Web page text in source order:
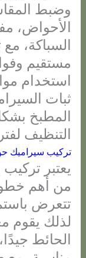
وضبط
الأحواض،
السباكة،
مستقيم
استخدام
ثبات
المطبخ
التنظيف
تركيب سيراميك
يعتبر
من أهم
تتعرض
لذلك يقوم
الحائط